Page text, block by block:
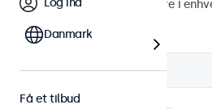
gør dem nemme at integrere i
Filter (1)
Log ind
Danmark
Få et tilbud